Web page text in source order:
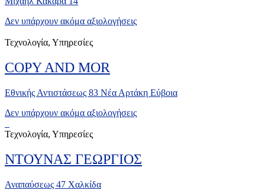
Δεν υπάρχουν ακόμα αξιολογήσεις
Τεχνολογία, Υπηρεσίες
COPY AND MOR
Εθνικής Αντιστάσεως 83 Νέα Αρτάκη Εύβοια
Δεν υπάρχουν ακόμα αξιολογήσεις
Τεχνολογία, Υπηρεσίες
ΝΤΟΥΝΑΣ ΓΕΩΡΓΙΟΣ
Αναπαύσεως 47 Χαλκίδα